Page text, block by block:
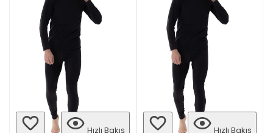
Hızlı Bakış
Hızlı Bakış